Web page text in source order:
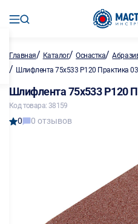
Главная/ Каталог/Оснастка/
/ Шлифлента 75х533 Р120 Практика
Шлифлента 75х533 Р120
Код товара: 38159
0 0 отзывов